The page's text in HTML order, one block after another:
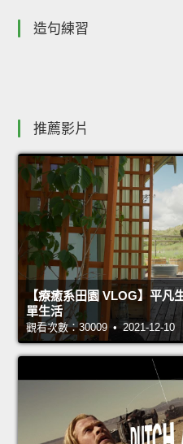
造句練習
推薦影片
【療癒系田園 VLOG】平凡
單生活
觀看次數：30009 • 2021-12-10